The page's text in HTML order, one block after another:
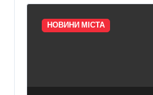
НОВИНИ МІСТА